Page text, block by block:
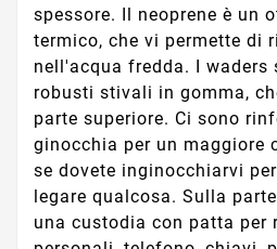
spessore. Il neoprene è un
termico, che vi permette di
nell'acqua fredda. I waders
robusti stivali in gomma,
parte superiore. Ci sono
ginocchia per un maggiore
se dovete inginocchiarvi
legare qualcosa. Sulla
una custodia con patta per